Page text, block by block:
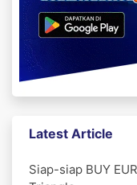
Latest Article
Siap-siap BUY